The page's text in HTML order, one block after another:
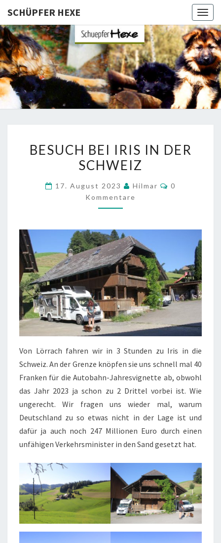
SCHÜPFER HEXE
HEXE
Langhaar
Schäferhunde
Von Den
Schüpfer
Hexen
BEI
IRIS
DER
SCHWEIZ
BESUCH BEI IRIS IN DER
SCHWEIZ
17. August 2023 Hilmar Kommentare
0
Kommentare
Von Lörrach fahren wir in 3 Stunden zu Iris in die
Schweiz. An der Grenze knöpfen sie uns schnell mal 40
Franken für die Autobahn-Jahresvignette ab, obwohl
das Jahr 2023 ja schon zu 2 Drittel vorbei ist. Wie
ungerecht. Wir fragen uns wieder mal, warum
Deutschland zu so etwas nicht in der Lage ist und
dafür ja auch noch 247 Millionen Euro durch einen
unfähigen Verkehrsminister in den Sand gesetzt hat.